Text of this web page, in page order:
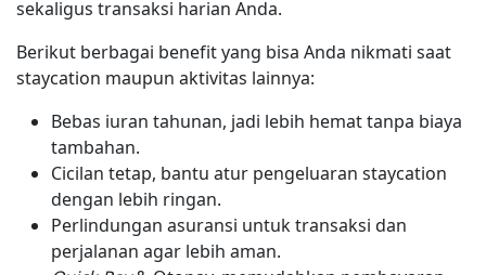
sekaligus transaksi harian Anda.
Berikut berbagai benefit yang bisa Anda nikmati saat
staycation maupun aktivitas lainnya:
Bebas iuran tahunan, jadi lebih hemat tanpa biaya
tambahan.
Cicilan tetap, bantu atur pengeluaran staycation
dengan lebih ringan.
Perlindungan asuransi untuk transaksi dan
perjalanan agar lebih aman.